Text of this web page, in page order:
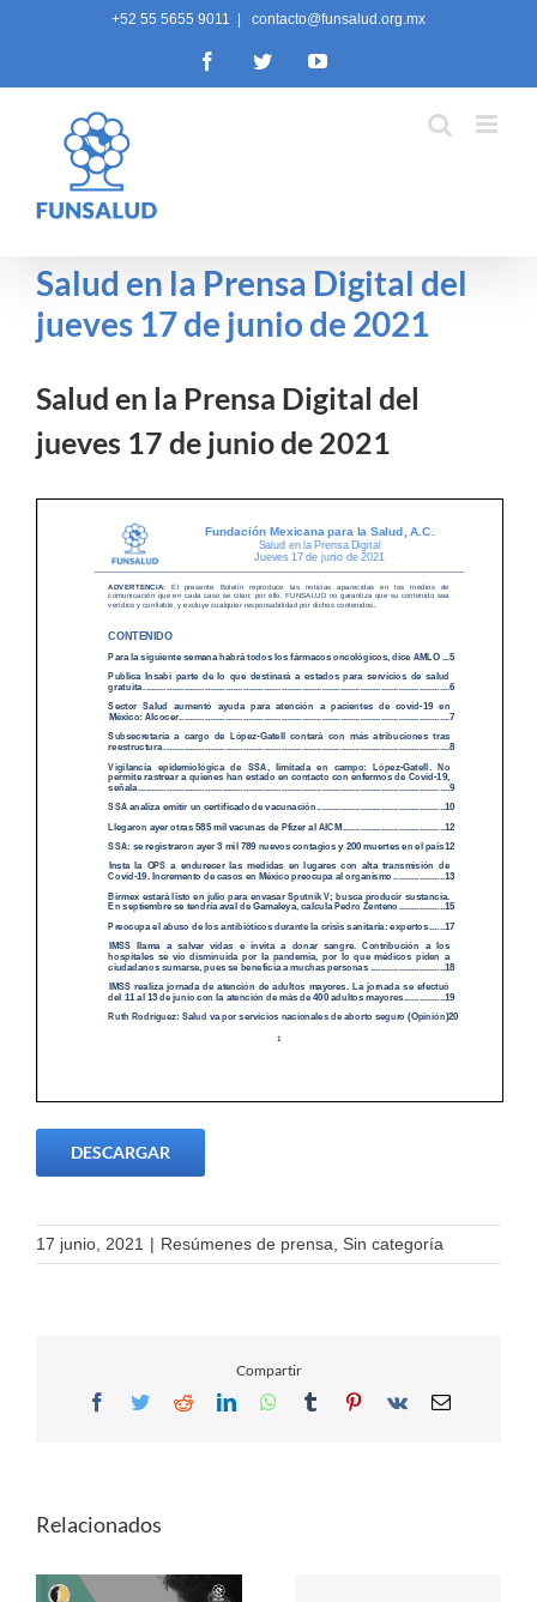
+52 55 5655 9011 contacto@funsalud.org.mx
FacebookTwitterYouTube
Salud en la Prensa Digital del
jueves 17 de junio de 2021
Salud en la Prensa Digital del
jueves 17 de junio de 2021
DESCARGAR
17 junio, 2021 | Resúmenes de prensa, Sin categoría
Compartir
Facebook
TwitterRedditLinkedInWhatsApp
TumblrPinterest
Vk Email
Relacionados